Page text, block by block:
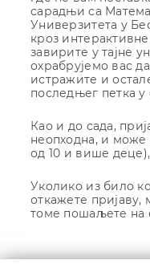
сарадњи са
Универзитета у
кроз
завирите у тајне
охрабрујемо вас
истражите и
последњег петка у
Као и до сада,
неопходна, и може
од 10 и више
Уколико из било
откажете
томе пошаљете на
Кретање